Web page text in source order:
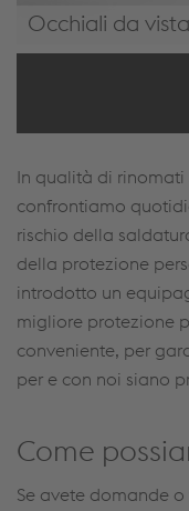
Occhiali da vista
In qualità di
confrontiamo
rischio della
della protezione
introdotto un
migliore protezione
conveniente, per
per e con noi siano
Come
Se avete domande